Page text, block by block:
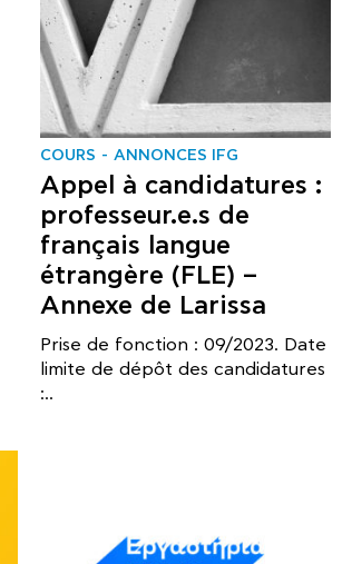
COURS ANNONCES IFG
Appel à candidatures :
professeur.e.s de
français langue
étrangère (FLE) –
Annexe de Larissa
Prise de fonction : 09/2023. Date
limite de dépôt des candidatures
:..